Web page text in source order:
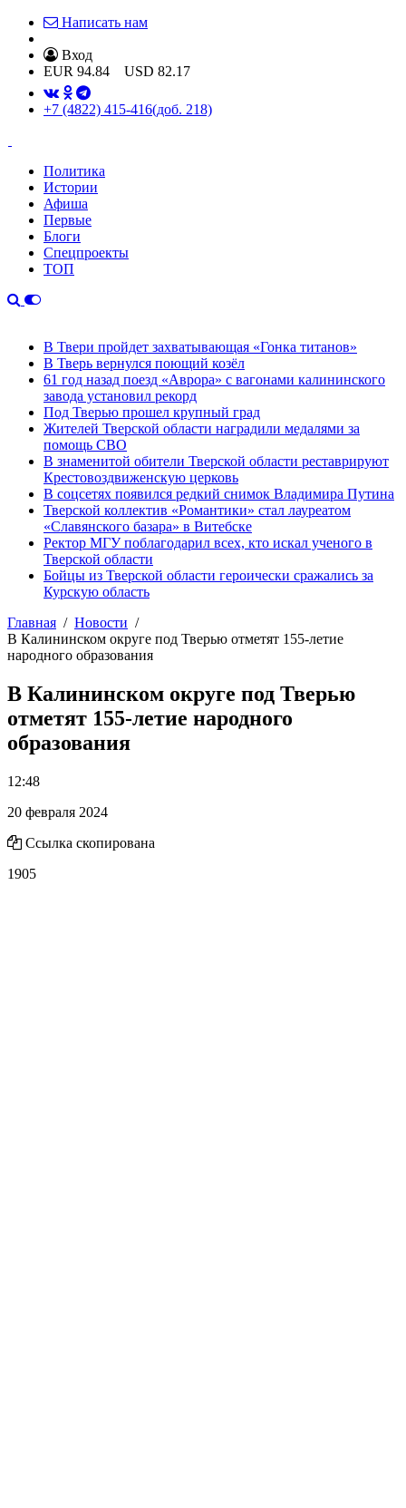
Написать нам
Вход
EUR 94.84 USD 82.17
+7 (4822) 415-416(доб. 218)
Политика
Истории
Афиша
Первые
Блоги
Спецпроекты
ТОП
В Твери пройдет захватывающая «Гонка титанов»
В Тверь вернулся поющий козёл
61 год назад поезд «Аврора» с вагонами калининского
завода установил рекорд
Под Тверью прошел крупный град
Жителей Тверской области наградили медалями за
помощь СВО
В знаменитой обители Тверской области реставрируют
Крестовоздвиженскую церковь
В соцсетях появился редкий снимок Владимира Путина
Тверской коллектив «Романтики» стал лауреатом
«Славянского базара» в Витебске
Ректор МГУ поблагодарил всех, кто искал ученого в
Тверской области
Бойцы из Тверской области героически сражались за
Курскую область
Главная
Новости
В Калининском округе под Тверью отметят 155-летие
народного образования
В Калининском округе под Тверью
отметят 155-летие народного
образования
12:48
20 февраля 2024
Ссылка скопирована
1905